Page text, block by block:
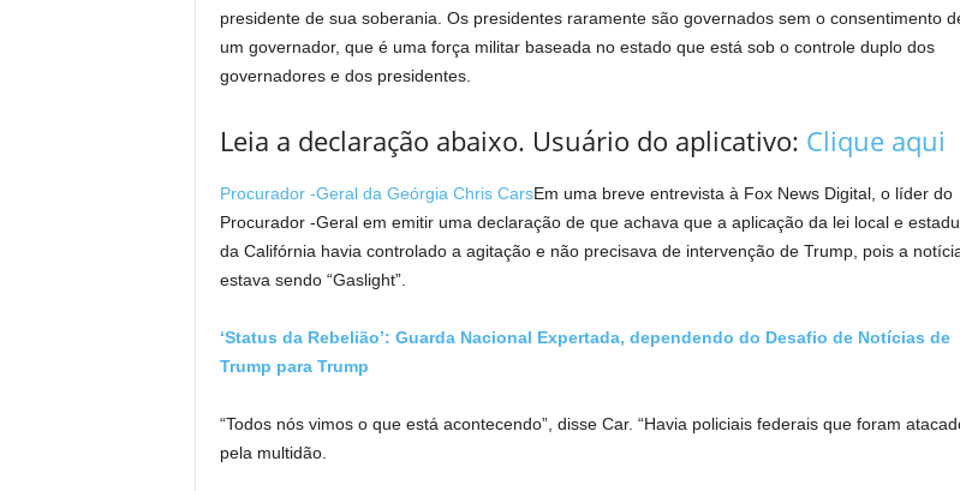
presidente de sua soberania. Os presidentes raramente são governados sem o consentimento
um governador, que é uma força militar baseada no estado que está sob o controle duplo dos
governadores e dos presidentes.
Leia a declaração abaixo. Usuário do aplicativo: Clique aqui
Procurador -Geral da Geórgia Chris CarsEm uma breve entrevista à Fox News Digital, o líder do
Procurador -Geral em emitir uma declaração de que achava que a aplicação da lei local e
da Califórnia havia controlado a agitação e não precisava de intervenção de Trump, pois a
estava sendo “Gaslight”.
‘Status da Rebelião’: Guarda Nacional Expertada, dependendo do Desafio de Notícias de
Trump para Trump
“Todos nós vimos o que está acontecendo”, disse Car. “Havia policiais federais que foram
pela multidão.